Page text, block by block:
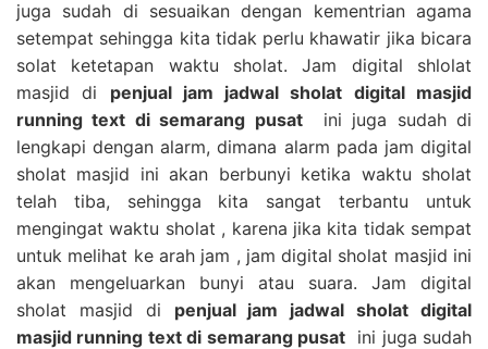
juga sudah di sesuaikan dengan kementrian agama
setempat sehingga kita tidak perlu khawatir jika bicara
solat ketetapan waktu sholat. Jam digital shlolat
masjid di penjual jam jadwal sholat digital masjid
running text di semarang pusatini juga sudah di
lengkapi dengan alarm, dimana alarm pada jam digital
sholat masjid ini akan berbunyi ketika waktu sholat
telah tiba, sehingga kita sangat terbantu untuk
mengingat waktu sholat , karena jika kita tidak sempat
untuk melihat ke arah jam , jam digital sholat masjid ini
akan mengeluarkan bunyi atau suara. Jam digital
sholat masjid di penjual jam jadwal sholat digital
masjid running text di semarang pusat ini juga sudah